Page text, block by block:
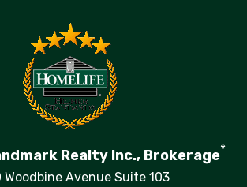
Realty Inc., Brokerage*
Woodbine Avenue Suite 103